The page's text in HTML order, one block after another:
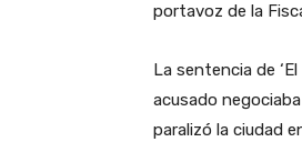
portavoz de la
La sentencia de
acusado
paralizó la ciudad